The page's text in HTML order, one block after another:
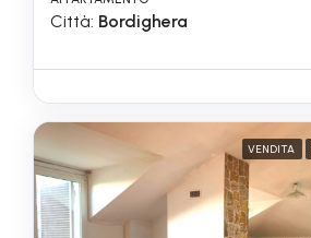
Città: Bordighera
VENDITA